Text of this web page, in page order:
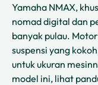
Yamaha NMAX,
nomad digital dan
banyak pulau.
suspensi yang
untuk ukuran
model ini, lihat